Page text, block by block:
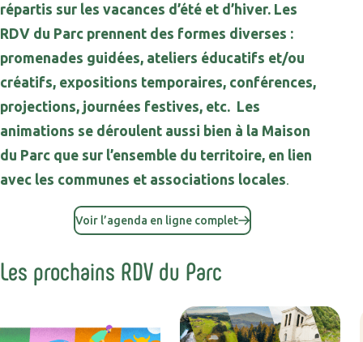
répartis sur les vacances d’été et d’hiver. Les
RDV du Parc prennent des formes diverses :
promenades guidées, ateliers éducatifs et/ou
créatifs, expositions temporaires, conférences,
projections, journées festives, etc. Les
animations se déroulent aussi bien à la Maison
du Parc que sur l’ensemble du territoire, en lien
avec les communes et associations locales
Voir l’agenda en ligne complet
Les prochains RDV du Parc